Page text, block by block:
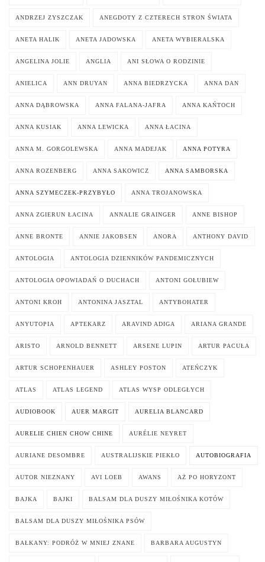
ANDRZEJ ZYSZCZAK ANEGDOTY Z CZTERECH STRON ŚWIATA
ANETA HALIK ANETA JADOWSKA ANETA WYBIERALSKA
ANGELINA JOLIE ANGLIA ANI SŁOWA O RODZINIE
ANIELICA ANN DRUYAN ANNA BIEDRZYCKA ANNA DAN
ANNA DĄBROWSKA ANNA FALANA-JAFRA ANNA KAŃTOCH
ANNA KUSIAK ANNA LEWICKA ANNA ŁACINA
ANNA M. GORGOLEWSKA ANNA MADEJAK ANNA POTYRA
ANNA ROZENBERG ANNA SAKOWICZ ANNA SAMBORSKA
ANNA SZYMECZEK-PRZYBYŁO ANNA TROJANOWSKA
ANNA ZGIERUN ŁACINA ANNALIE GRAINGER ANNE BISHOP
ANNE BRONTE ANNIE JAKOBSEN ANORA ANTHONY DAVID
ANTOLOGIA ANTOLOGIA DZIENNIKÓW PANDEMICZNYCH
ANTOLOGIA OPOWIADAŃ O DUCHACH ANTONI GOŁUBIEW
ANTONI KROH ANTONINA JASZTAL ANTYBOHATER
ANYUTOPIA APTEKARZ ARAVIND ADIGA ARIANA GRANDE
ARISTO ARNOLD BENNETT ARSENE LUPIN ARTUR PACUŁA
ARTUR SCHOPENHAUER ASHLEY POSTON ATEŃCZYK
ATLAS ATLAS LEGEND ATLAS WYSP ODLEGŁYCH
AUDIOBOOK AUER MARGIT AURELIA BLANCARD
AURELIE CHIEN CHOW CHINE AURÉLIE NEYRET
AURIANE DESOMBRE AUSTRALIJSKIE PIEKŁO AUTOBIOGRAFIA
AUTOR NIEZNANY AVI LOEB AWANS AŻ PO HORYZONT
BAJKA BAJKI BALSAM DLA DUSZY MIŁOŚNIKA KOTÓW
BALSAM DLA DUSZY MIŁOŚNIKA PSÓW
BAŁKANY: PODRÓŻ W MNIEJ ZNANE BARBARA AUGUSTYN